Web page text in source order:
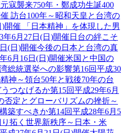
元寇襲来750年・鄭成功生誕400
訪台100年～昭和天皇と台湾の
)開催 「日本精神」を体現した男
年6月27日(日)開催 日台の絆こそ
(日)開催今後の日本と台湾の真
6月16日(日)開催米国と中国の
総統選挙への影響第16回平成30
神～領台50年と戦後70年の台
つなげるか第15回平成29年6月
否定とグローバリズムの挫折～
築すべきか第14回平成28年6月5
拓く世界新秩序～日本・米